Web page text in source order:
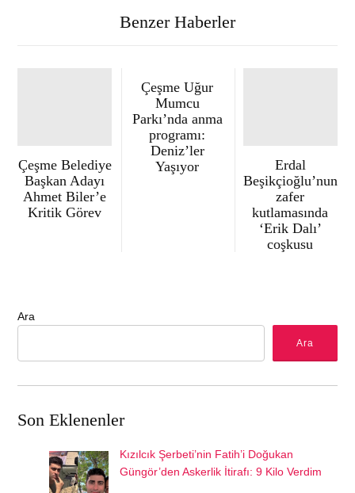
Benzer Haberler
Çeşme Belediye
Başkan Adayı
Ahmet Biler’e
Kritik Görev
Çeşme Uğur
Mumcu
Parkı’nda anma
programı:
Deniz’ler
Yaşıyor
Erdal
Beşikçioğlu’nun
zafer
kutlamasında
‘Erik Dalı’
coşkusu
Ara
Ara
Son Eklenenler
Kızılcık Şerbeti’nin Fatih’i Doğukan
Güngör’den Askerlik İtirafı: 9 Kilo Verdim